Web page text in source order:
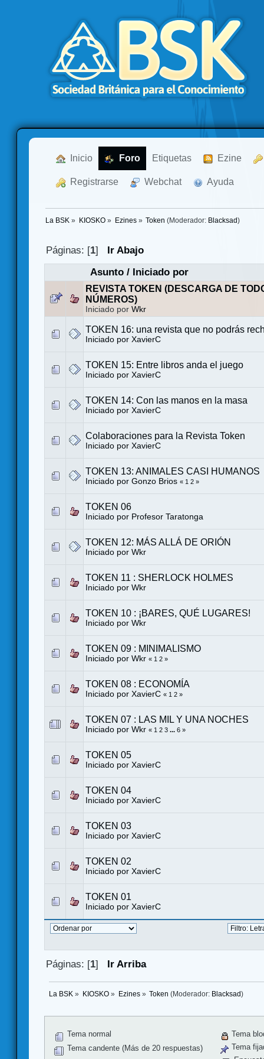
Inicio Foro Etiquetas Ezine
Registrarse Webchat Ayuda
La BSK » KIOSKO» Ezines» Token (Moderador: Blacksad )
Páginas: [1]
Ir Abajo
Asunto/ Iniciado por
REVISTA TOKEN (DESCARGA DE
NÚMEROS)
Iniciado por Wkr
TOKEN 16: una revista que no podrás
Iniciado por XavierC
TOKEN 15: Entre libros anda el juego
Iniciado por XavierC
TOKEN 14: Con las manos en la masa
Iniciado por XavierC
Colaboraciones para la Revista Token
Iniciado por XavierC
TOKEN 13: ANIMALES CASI HUMANOS
Iniciado por Gonzo Brios « 1 2 »
TOKEN 06
Iniciado por Profesor Taratonga
TOKEN 12: MÁS ALLÁ DE ORIÓN
Iniciado por Wkr
TOKEN 11 : SHERLOCK HOLMES
Iniciado por Wkr
TOKEN 10 : ¡BARES, QUÉ LUGARES!
Iniciado por Wkr
TOKEN 09 : MINIMALISMO
Iniciado por Wkr « 1 2 »
TOKEN 08 : ECONOMÍA
Iniciado por XavierC « 1 2 »
TOKEN 07 : LAS MIL Y UNA NOCHES
Iniciado por Wkr « 1 2 3 ... 6 »
TOKEN 05
Iniciado por XavierC
TOKEN 04
Iniciado por XavierC
TOKEN 03
Iniciado por XavierC
TOKEN 02
Iniciado por XavierC
TOKEN 01
Iniciado por XavierC
Páginas: [1] Ir Arriba
La BSK » KIOSKO» Ezines» Token (Moderador: Blacksad)
Tema normal
Tema candente (Más de 20 respuestas)
Tema
Tema